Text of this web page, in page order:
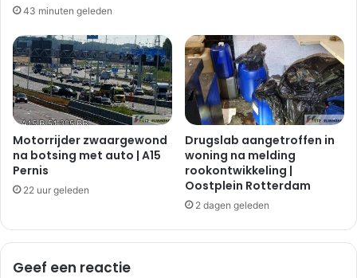
43 minuten geleden
Motorrijder zwaargewond
na botsing met auto | A15
Pernis
22 uur geleden
Drugslab aangetroffen in
woning na melding
rookontwikkeling |
Oostplein Rotterdam
2 dagen geleden
Geef een reactie